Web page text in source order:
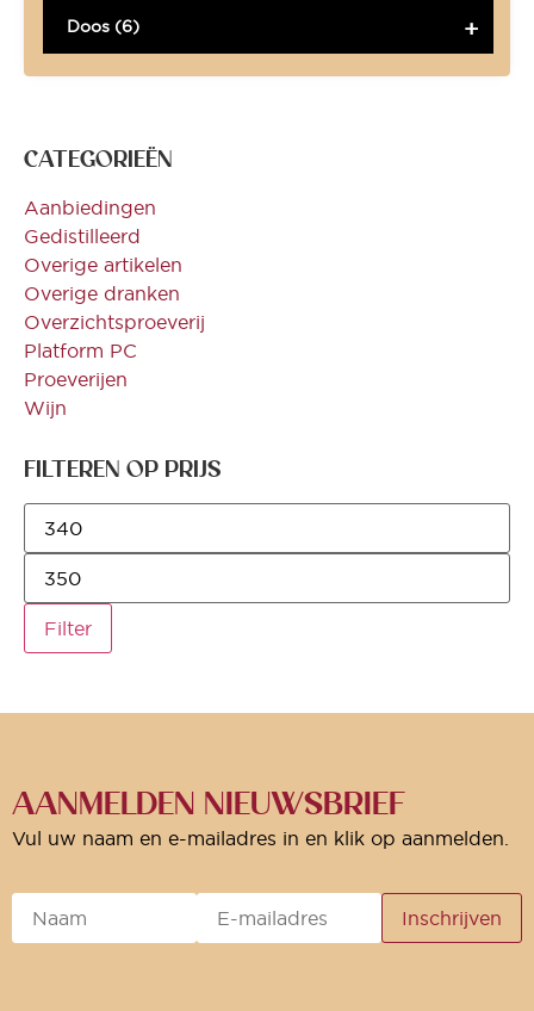
CATEGORIEËN
Aanbiedingen
Gedistilleerd
Overige artikelen
Overige dranken
Overzichtsproeverij
Platform PC
Proeverijen
Wijn
FILTEREN OP PRIJS
Filter
Doos (6)
AANMELDEN NIEUWSBRIEF
Vul uw naam en e-mailadres in en klik op aanmelden.